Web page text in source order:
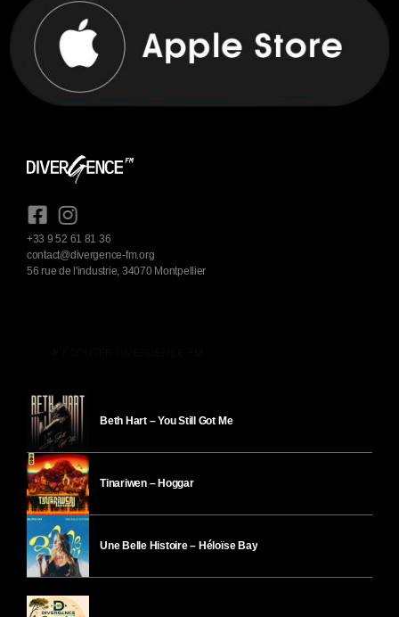
+33 9 52 61 81 36
contact@divergence-fm.org
56 rue de l'industrie, 34070 Montpellier
Beth Hart – You Still Got Me
Tinariwen – Hoggar
Une Belle Histoire – Héloïse Bay